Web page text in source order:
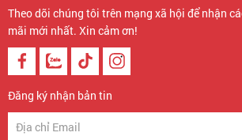
Theo dõi chúng tôi trên mạng xã hội để nhận
mãi mới nhất. Xin cảm ơn!
Đăng ký nhận bản tin